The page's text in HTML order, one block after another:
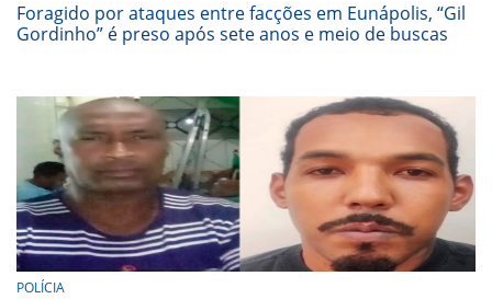
Foragido por ataques entre facções em Eunápolis, “Gil
Gordinho” é preso após sete anos e meio de buscas
POLÍCIA